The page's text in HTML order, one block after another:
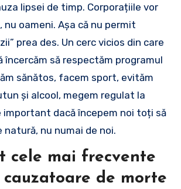
lipsei de timp. Corporațiile vor
nu oameni. Așa că nu permit
prea des. Un cerc vicios din care
încercăm să respectăm programul
sănătos, facem sport, evităm
și alcool, megem regulat la
dacă începem noi toți să
natură, nu numai de noi.
cele mai frecvente
de morte